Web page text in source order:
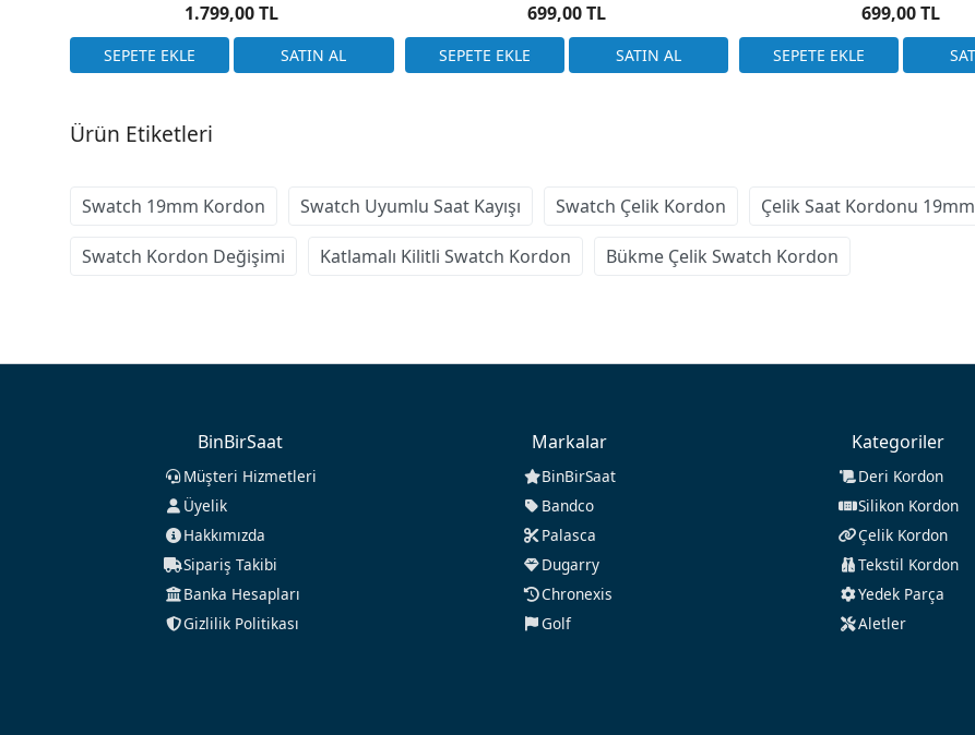
1.799,00 TL
699,00 TL
699,00 TL
Ürün Etiketleri
Swatch 19mm Kordon Swatch Uyumlu Saat Kayışı Swatch Çelik Kordon Çelik Saat Kordonu 19mm
Swatch Kordon Değişimi Katlamalı Kilitli Swatch Kordon Bükme Çelik Swatch Kordon
BinBirSaat
Müşteri Hizmetleri
Üyelik
Hakkımızda
Sipariş Takibi
Banka Hesapları
Gizlilik Politikası
Markalar
BinBirSaat
Bandco
Palasca
Dugarry
Chronexis
Golf
Kategoriler
Deri Kordon
Silikon Kordon
Çelik Kordon
Tekstil Kordon
Yedek Parça
Aletler